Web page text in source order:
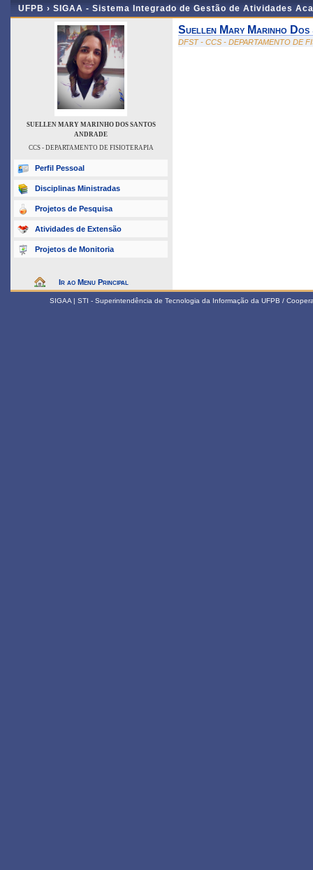
UFPB › SIGAA - Sistema Integrado de Gestão de Atividades
SUELLEN MARY MARINHO DOS SANTOS
ANDRADE
CCS - DEPARTAMENTO DE FISIOTERAPIA
Perfil Pessoal
Disciplinas Ministradas
Projetos de Pesquisa
Atividades de Extensão
Projetos de Monitoria
Ir ao Menu Principal
Suellen Mary Marinho Dos
DFST - CCS - DEPARTAMENTO DE
SIGAA | STI - Superintendência de Tecnologia da Informação da UFPB /